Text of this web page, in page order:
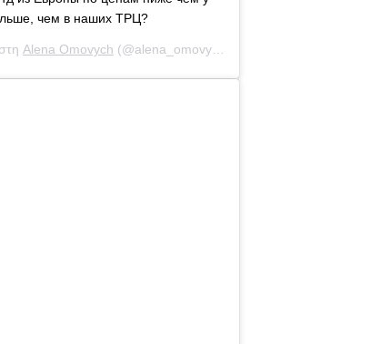
чем в наших ТРЦ?
Alena Omovych (@alena_omovych) στις